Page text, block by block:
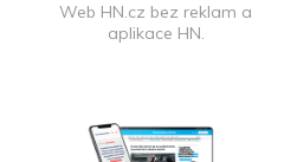
Web HN.cz bez reklam a
aplikace HN.